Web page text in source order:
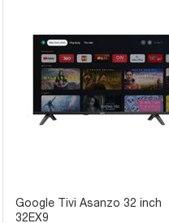
Google Tivi Asanzo 32 inch
32EX9